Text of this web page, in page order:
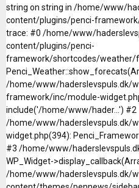
string on string in /home/www/
content/plugins/penci-
trace: #0 /home/www/
content/plugins/penci-
framework/shortcodes/weather/
/home/www/haderslevspuls.dk/
framework/inc/module-
include('/home/www/hader...') #2
/home/www/haderslevspuls.dk/
widget.php(394):
#3 /home/www/
WP_Widget-
/home/www/haderslevspuls.dk/